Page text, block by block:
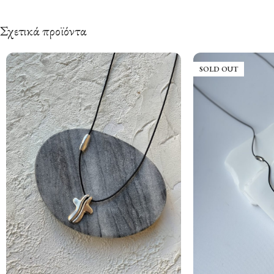
Σχετικά προϊόντα
SOLD OUT